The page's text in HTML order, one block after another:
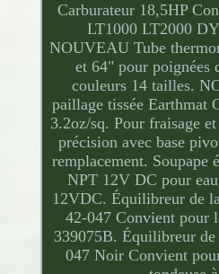
Carburateur 18,5HP
LT1000 LT2000
NOUVEAU Tube
et 64" pour poignées
couleurs 14 tailles.
paillage tissée Earthmat
3.2oz/sq. Pour fraisage
précision avec base
remplacement. Soupape
NPT 12V DC pour
12VDC. Équilibreur de
42-047 Convient pour
339075B. Équilibreur
047 Noir Convient